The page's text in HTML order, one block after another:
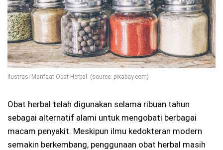
Ilustrasi Manfaat Obat Herbal. (source: pixabay.com)
Obat herbal telah digunakan selama ribuan tahun
sebagai alternatif alami untuk mengobati berbagai
macam penyakit. Meskipun ilmu kedokteran modern
semakin berkembang, penggunaan obat herbal masih